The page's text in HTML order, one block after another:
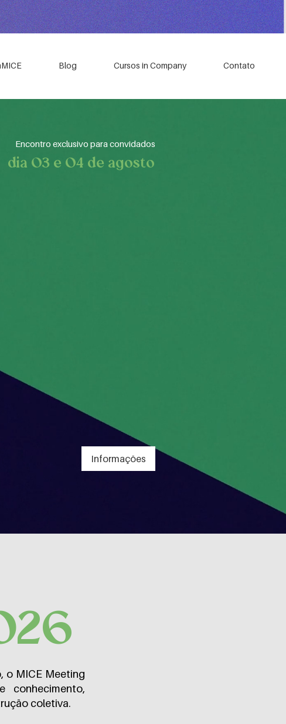
Blog Cursos in Company Contato
Encontro exclusivo para convidados
dia 03 e 04 de agosto
Informações
o MICE Meeting
conhecimento,
coletiva.